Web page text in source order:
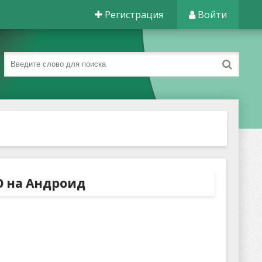
Регистрация Войти
на Андроид